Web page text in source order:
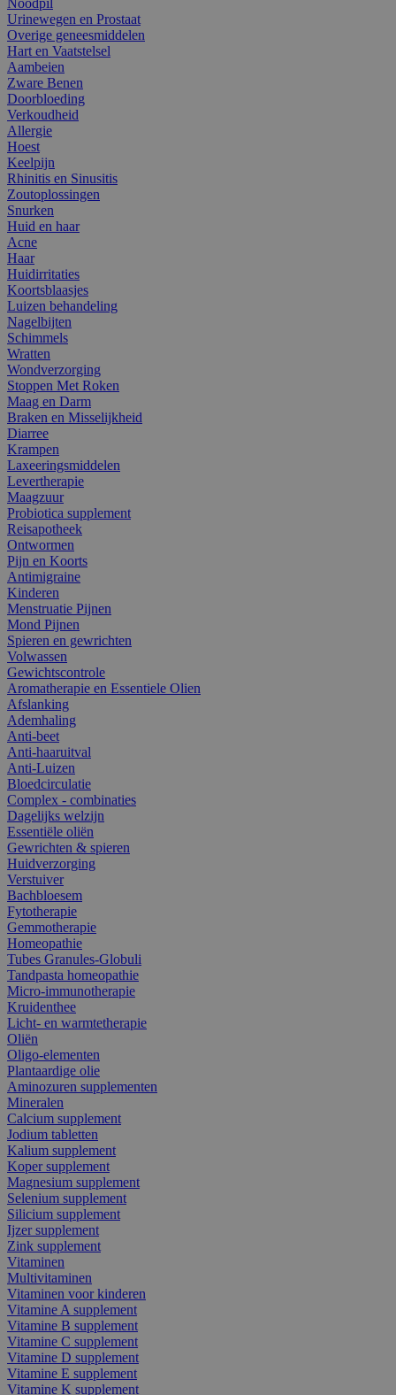
Urinewegen en Prostaat
Overige geneesmiddelen
Hart en Vaatstelsel
Aambeien
Zware Benen
Doorbloeding
Verkoudheid
Allergie
Hoest
Keelpijn
Rhinitis en Sinusitis
Zoutoplossingen
Snurken
Huid en haar
Acne
Haar
Huidirritaties
Koortsblaasjes
Luizen behandeling
Nagelbijten
Schimmels
Wratten
Wondverzorging
Stoppen Met Roken
Maag en Darm
Braken en Misselijkheid
Diarree
Krampen
Laxeeringsmiddelen
Levertherapie
Maagzuur
Probiotica supplement
Reisapotheek
Ontwormen
Pijn en Koorts
Antimigraine
Kinderen
Menstruatie Pijnen
Mond Pijnen
Spieren en gewrichten
Volwassen
Gewichtscontrole
Aromatherapie en Essentiele Olien
Afslanking
Ademhaling
Anti-beet
Anti-haaruitval
Anti-Luizen
Bloedcirculatie
Complex - combinaties
Dagelijks welzijn
Essentiële oliën
Gewrichten & spieren
Huidverzorging
Verstuiver
Bachbloesem
Fytotherapie
Gemmotherapie
Homeopathie
Tubes Granules-Globuli
Tandpasta homeopathie
Micro-immunotherapie
Kruidenthee
Licht- en warmtetherapie
Oliën
Oligo-elementen
Plantaardige olie
Aminozuren supplementen
Mineralen
Calcium supplement
Jodium tabletten
Kalium supplement
Koper supplement
Magnesium supplement
Selenium supplement
Silicium supplement
Ijzer supplement
Zink supplement
Vitaminen
Multivitaminen
Vitaminen voor kinderen
Vitamine A supplement
Vitamine B supplement
Vitamine C supplement
Vitamine D supplement
Vitamine E supplement
Vitamine K supplement